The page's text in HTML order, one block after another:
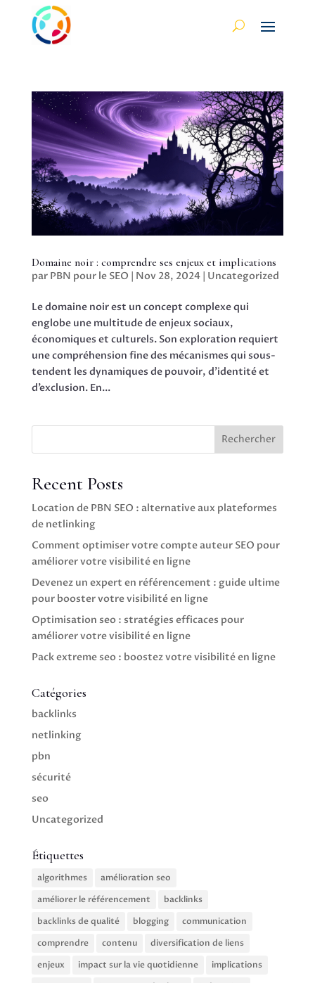
Domaine noir : comprendre ses enjeux et implications
par PBN pour le SEO | Nov 28, 2024| Uncategorized
Le domaine noir est un concept complexe qui
englobe une multitude de enjeux sociaux,
économiques et culturels. Son exploration requiert
une compréhension fine des mécanismes qui sous-
tendent les dynamiques de pouvoir, d’identité et
d’exclusion. En...
Rechercher
Recent Posts
Location de PBN SEO : alternative aux plateformes
de netlinking
Comment optimiser votre compte auteur SEO pour
améliorer votre visibilité en ligne
Devenez un expert en référencement : guide ultime
pour booster votre visibilité en ligne
Optimisation seo : stratégies efficaces pour
améliorer votre visibilité en ligne
Pack extreme seo : boostez votre visibilité en ligne
Catégories
backlinks
netlinking
pbn
sécurité
seo
Uncategorized
Étiquettes
algorithmes
amélioration seo
améliorer le référencement
backlinks
backlinks de qualité
blogging
communication
comprendre
contenu
diversification de liens
enjeux
impact sur la vie quotidienne
implications